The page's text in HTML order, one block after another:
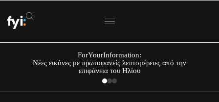
ForYourInformation:
Νέες εικόνες με πρωτοφανείς λεπτομέρειες από την
επιφάνεια του Ηλίου